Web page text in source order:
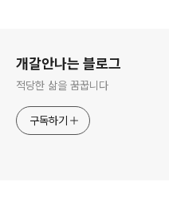
개갈안나는 블로그
적당한 삶을 꿈꿉니다
구독하기